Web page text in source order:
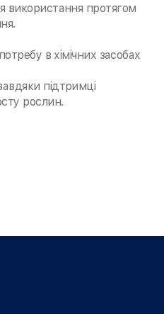
використання протягом
в хімічних засобах
підтримці
рослин.